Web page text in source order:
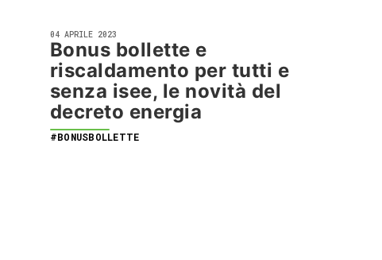
04 APRILE 2023
Bonus bollette e
riscaldamento per tutti e
senza isee, le novità del
decreto energia
#BONUSBOLLETTE